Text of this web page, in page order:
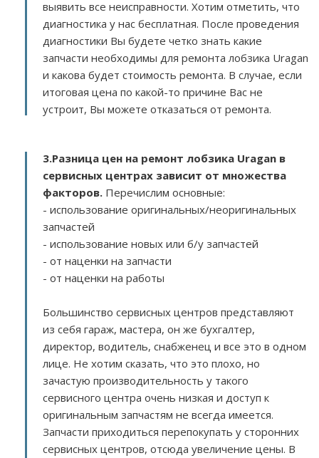
выявить все неисправности. Хотим отметить, что
диагностика у нас бесплатная. После проведения
диагностики Вы будете четко знать какие
запчасти необходимы для ремонта лобзика Uragan
и какова будет стоимость ремонта. В случае, если
итоговая цена по какой-то причине Вас не
устроит, Вы можете отказаться от ремонта.
3.Разница цен на ремонт лобзика Uragan в
сервисных центрах зависит от множества
факторов. Перечислим основные:
- использование оригинальных/неоригинальных
запчастей
- использование новых или б/у запчастей
- от наценки на запчасти
- от наценки на работы
Большинство сервисных центров представляют
из себя гараж, мастера, он же бухгалтер,
директор, водитель, снабженец и все это в одном
лице. Не хотим сказать, что это плохо, но
зачастую производительность у такого
сервисного центра очень низкая и доступ к
оригинальным запчастям не всегда имеется.
Запчасти приходиться перепокупать у сторонних
сервисных центров, отсюда увеличение цены. В